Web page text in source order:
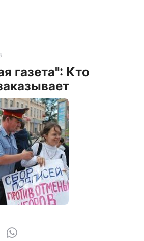
газета": Кто